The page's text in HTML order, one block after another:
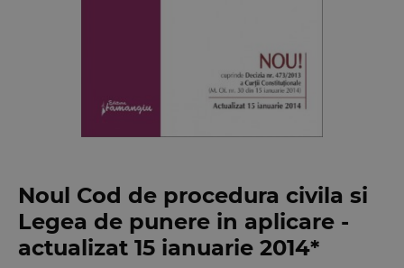
Noul Cod de procedura civila si
Legea de punere in aplicare -
actualizat 15 ianuarie 2014*